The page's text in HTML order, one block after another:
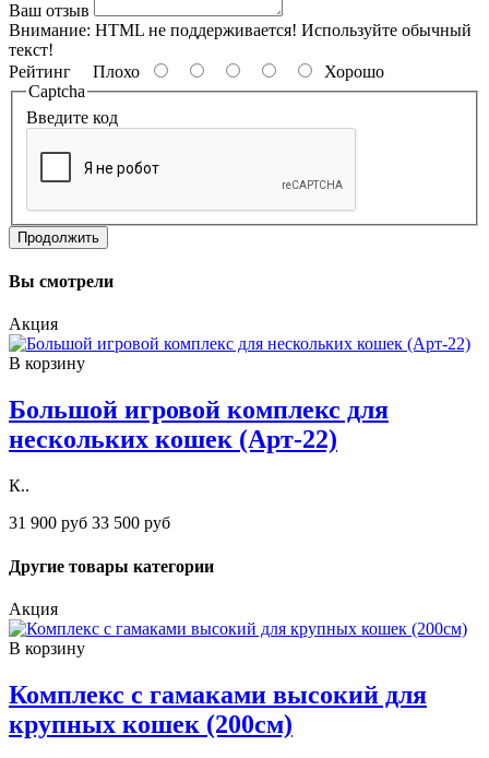
Ваш отзыв
Внимание: HTML не поддерживается! Используйте обычный
текст!
Рейтинг Плохо
Хорошо
Captcha
Введите код
Продолжить
Вы смотрели
Акция
В корзину
Большой игровой комплекс для
нескольких кошек (Арт-22)
К..
31 900 руб 33 500 руб
Другие товары категории
Акция
В корзину
Комплекс с гамаками высокий для
крупных кошек (200см)